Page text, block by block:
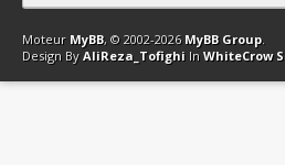
Contact Club Affiliation Retourner
Moteur MyBB, © 2002-2026 MyBB Group.
Design By AliReza_Tofighi In WhiteCrow